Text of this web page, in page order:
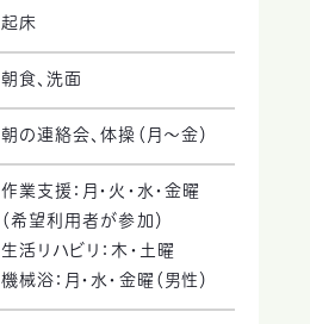
起床
朝食、洗面
朝の連絡会、体操（月～金）
作業支援：月・火・水・金曜
（希望利用者が参加）
生活リハビリ：木・土曜
機械浴：月・水・金曜（男性）